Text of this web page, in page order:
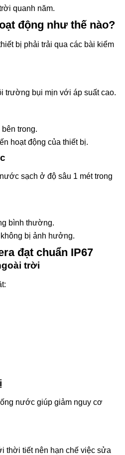
quanh năm.
động như thế nào?
bị phải trải qua các bài kiểm
trường bụi mịn với áp suất cao.
trong.
hoạt động của thiết bị.
sạch ở độ sâu 1 mét trong
bình thường.
bị ảnh hưởng.
đạt chuẩn IP67
trời
nước giúp giảm nguy cơ
thời tiết nên hạn chế việc sửa